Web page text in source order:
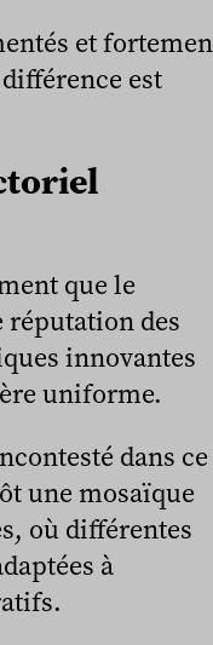
et
est
que le
réputation des
innovantes
uniforme.
dans ce
une mosaïque
où différentes
à